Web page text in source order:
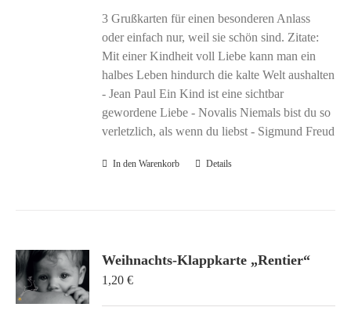
3 Grußkarten für einen besonderen Anlass
oder einfach nur, weil sie schön sind. Zitate:
Mit einer Kindheit voll Liebe kann man ein
halbes Leben hindurch die kalte Welt aushalten
- Jean Paul Ein Kind ist eine sichtbar
gewordene Liebe - Novalis Niemals bist du so
verletzlich, als wenn du liebst - Sigmund Freud
In den Warenkorb Details
Weihnachts-Klappkarte „Rentier“
1,20€